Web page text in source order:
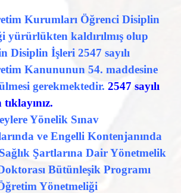
Kurumları Öğrenci Disiplin
yürürlükten kaldırılmış olup
Disiplin İşleri 2547 sayılı
Kanununun 54. maddesine
gerekmektedir. 2547 sayılı
Yönelik Sınav
ve Engelli Kontenjanında
Şartlarına Dair Yönetmelik
Bütünleşik Programı
Yönetmeliği